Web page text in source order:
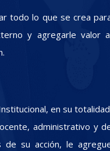
todo lo que se crea
y agregarle valor
en su
administrativo y
su acción, le